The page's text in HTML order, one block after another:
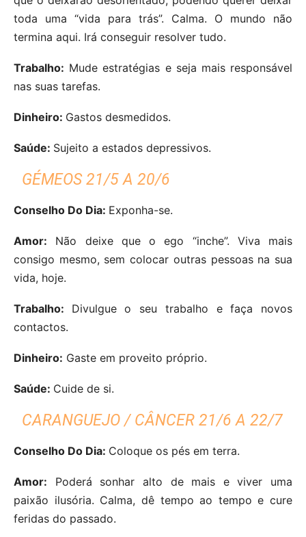
toda uma “vida para trás”. Calma. O mundo não
termina aqui. Irá conseguir resolver tudo.
Trabalho: Mude estratégias e seja mais responsável
nas suas tarefas.
Dinheiro: Gastos desmedidos.
Saúde: Sujeito a estados depressivos.
GÉMEOS 21/5 A 20/6
Conselho Do Dia: Exponha-se.
Amor: Não deixe que o ego “inche”. Viva mais
consigo mesmo, sem colocar outras pessoas na sua
vida, hoje.
Trabalho: Divulgue o seu trabalho e faça novos
contactos.
Dinheiro: Gaste em proveito próprio.
Saúde: Cuide de si.
CARANGUEJO / CÂNCER 21/6 A 22/7
Conselho Do Dia: Coloque os pés em terra.
Amor: Poderá sonhar alto de mais e viver uma
paixão ilusória. Calma, dê tempo ao tempo e cure
feridas do passado.